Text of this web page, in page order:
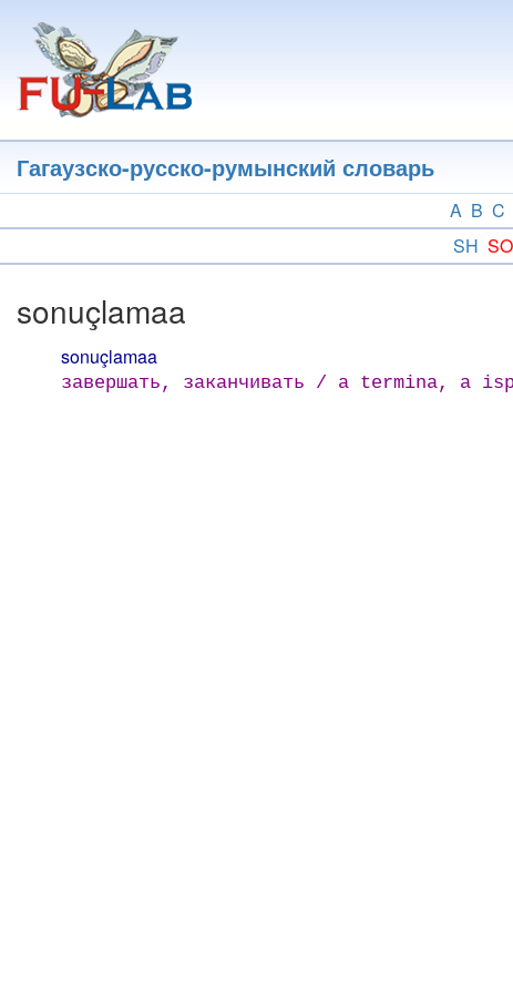
основному
содержанию
Гагаузско-русско-румынский словарь
A B C
SH SO
sonuçlamaa
sonuçlamaa
завершать, заканчивать / a termina, a